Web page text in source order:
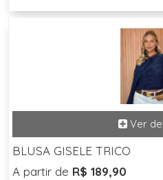
BLUSA GISELE TRICO
A partir de R$ 189,90